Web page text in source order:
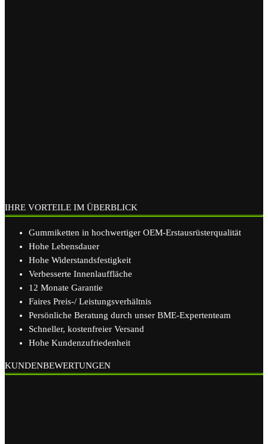
IHRE VORTEILE IM ÜBERBLICK
Gummiketten in hochwertiger OEM-Erstausrüsterqualität
Hohe Lebensdauer
Hohe Widerstandsfestigkeit
Verbesserte Innenlauffläche
12 Monate Garantie
Faires Preis-/ Leistungsverhältnis
Persönliche Beratung durch unser BME-Expertenteam
Schneller, kostenfreier Versand
Hohe Kundenzufriedenheit
KUNDENBEWERTUNGEN